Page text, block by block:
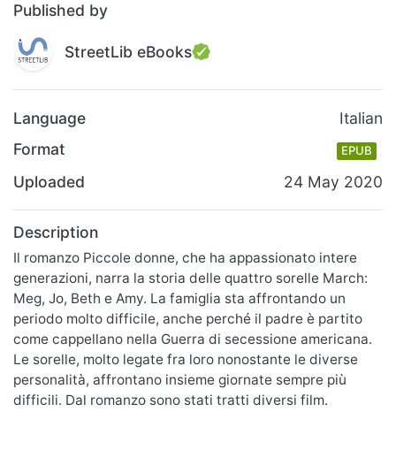
Published by
StreetLib eBooks
Language
Italian
Format
EPUB
Uploaded 24 May 2020
Description
Il romanzo Piccole donne, che ha appassionato intere
generazioni, narra la storia delle quattro sorelle March:
Meg, Jo, Beth e Amy. La famiglia sta affrontando un
periodo molto difficile, anche perché il padre è partito
come cappellano nella Guerra di secessione americana.
Le sorelle, molto legate fra loro nonostante le diverse
personalità, affrontano insieme giornate sempre più
difficili. Dal romanzo sono stati tratti diversi film.